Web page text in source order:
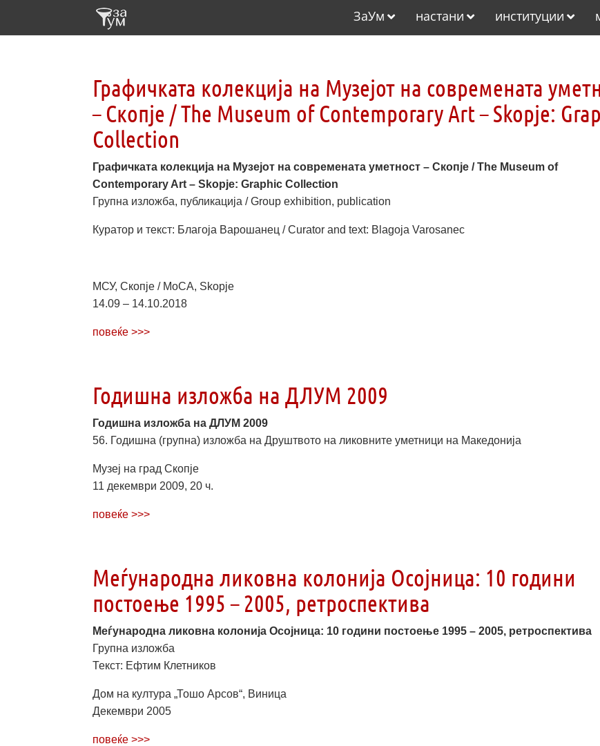
ЗаУм настани институции
Графичката колекција на Музејот на современата
– Скопје / The Museum of Contemporary Art – Skopje:
Collection
Графичката колекција на Музејот на современата уметност – Скопје / The Museum of
Contemporary Art – Skopje: Graphic Collection
Групна изложба, публикација / Group exhibition, publication
Куратор и текст: Благоја Варошанец / Curator and text: Blagoja Varosanec
МСУ, Скопје / MoCA, Skopje
14.09 – 14.10.2018
повеќе >>>
Годишна изложба на ДЛУМ 2009
Годишна изложба на ДЛУМ 2009
56. Годишна (групна) изложба на Друштвото на ликовните уметници на Македонија
Музеј на град Скопје
11 декември 2009, 20 ч.
повеќе >>>
Меѓународна ликовна колонија Осојница: 10 години
постоење 1995 – 2005, ретроспектива
Меѓународна ликовна колонија Осојница: 10 години постоење 1995 – 2005, ретроспектива
Групна изложба
Текст: Ефтим Клетников
Дом на култура „Тошо Арсов“, Виница
Декември 2005
повеќе >>>